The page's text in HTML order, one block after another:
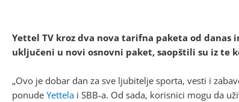
Yettel TV kroz dva nova tarifna paketa od danas
uključeni u novi osnovni paket, saopštili su iz te
„Ovo je dobar dan za sve ljubitelje sporta, vesti i
ponude Yettela i SBB-a. Od sada, korisnici mogu da